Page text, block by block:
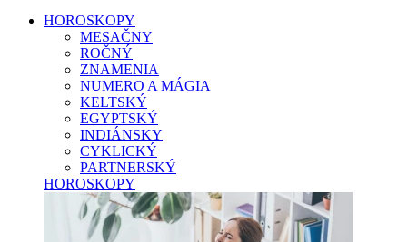
HOROSKOPY
MESAČNY
ROČNÝ
ZNAMENIA
NUMERO A MÁGIA
KELTSKÝ
EGYPTSKÝ
INDIÁNSKY
CYKLICKÝ
PARTNERSKÝ
HOROSKOPY